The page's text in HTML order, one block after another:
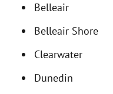
Belleair
Belleair Shore
Clearwater
Dunedin